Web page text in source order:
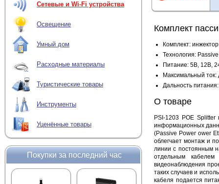
Сетевые и Wi-Fi устройства
Освещение
Умный дом
Расходные материалы
Туристические товары
Инструменты
Уценённые товары
Покупки за последний час
Комплект
Комплект:
Технология:
Питание: 5В, 12В,
Максимальный ток:
Дальность
О товаре
PSI-1203 POE Splitter
информационных
(Passive Power ower
облегчает монтаж и
линии с постоянным
отдельным
видеонаблюдения
таких случаев и
кабеля подается